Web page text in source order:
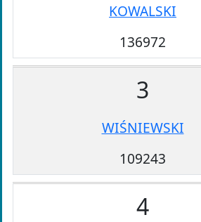
KOWALSKI
136972
3
WIŚNIEWSKI
109243
4